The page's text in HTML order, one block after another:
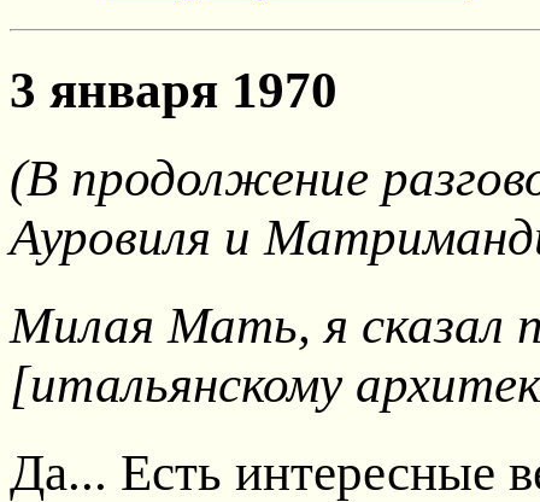
3 января 1970
(В продолжение
Ауровиля и
Милая Мать, я сказал
[итальянскому
Да... Есть интересные